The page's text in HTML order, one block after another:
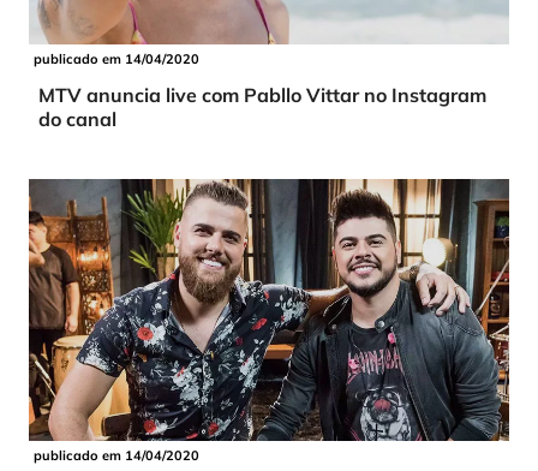
publicado em 14/04/2020
MTV anuncia live com Pabllo Vittar no Instagram
do canal
publicado em 14/04/2020